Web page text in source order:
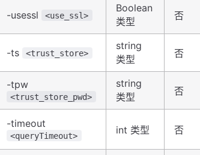
-usessl <use_ssl>
Boolean
类型
否
-ts <trust_store>
string
类型
否
-tpw
<trust_store_pwd>
string
类型
否
-timeout
<queryTimeout> int 类型 否